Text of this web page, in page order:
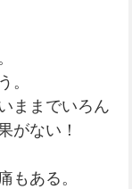
。
ままでいろん
がない！
もある。